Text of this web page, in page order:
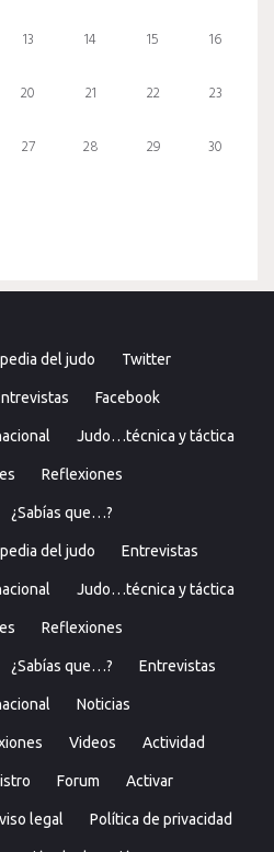
13 14 15 16
20 21 22 23
27 28 29 30
del judo Twitter
Facebook
Judo…técnica y táctica
Reflexiones
¿Sabías que…?
del judo Entrevistas
Judo…técnica y táctica
Reflexiones
¿Sabías que…? Entrevistas
Noticias
Videos Actividad
Forum Activar
legal Política de privacidad